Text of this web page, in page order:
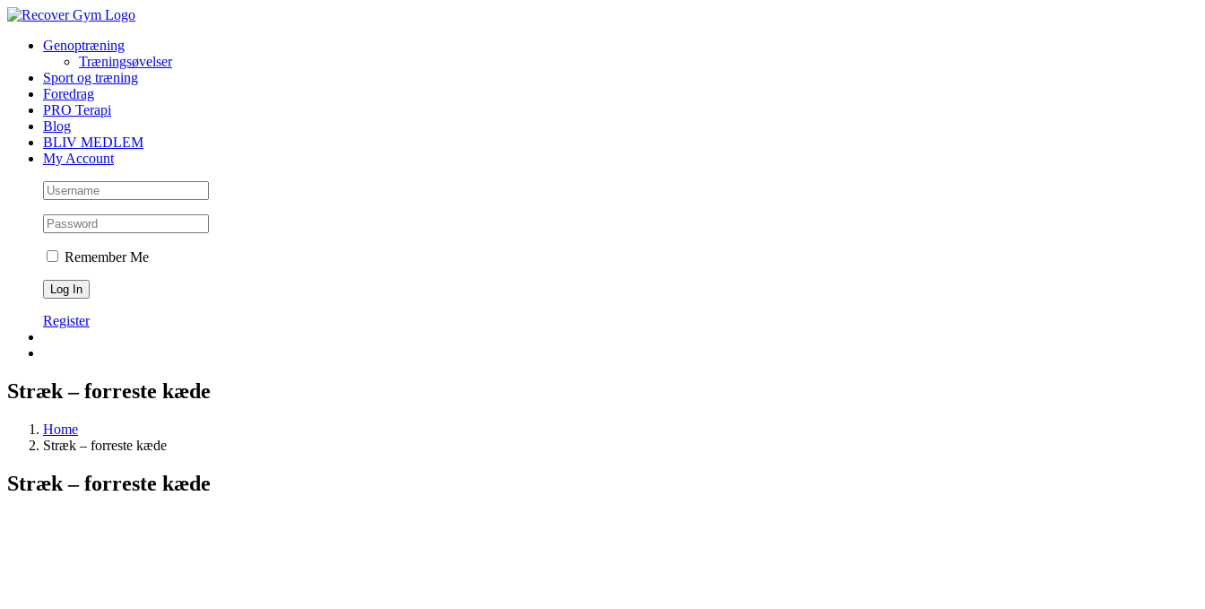
Skip
contentGenoptræning
Træningsøvelser
Sport og træning
Foredrag
PRO Terapi
Blog
BLIV MEDLEM
My Account
Remember Me
Register
Stræk – forreste kæde
Home
Stræk – forreste kæde
Stræk – forreste kæde